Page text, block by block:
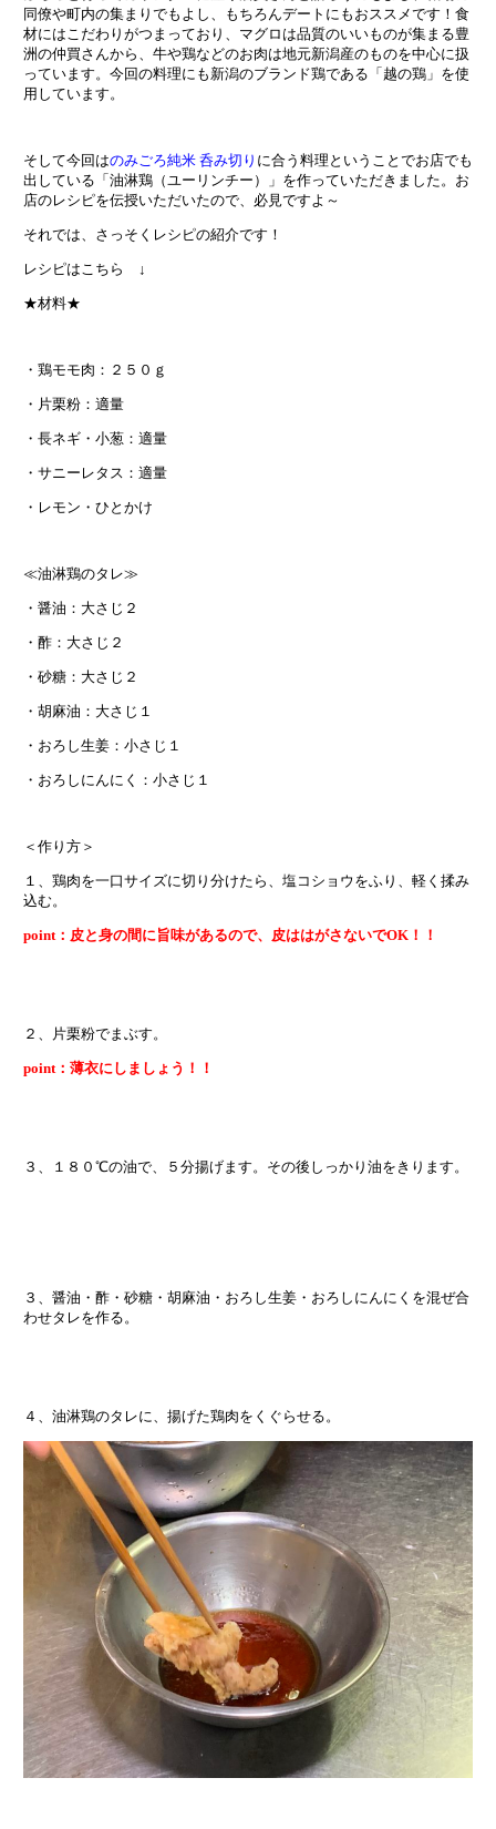
同僚や町内の集まりでもよし、もちろんデートにもおススメです！食
材にはこだわりがつまっており、マグロは品質のいいものが集まる豊
洲の仲買さんから、牛や鶏などのお肉は地元新潟産のものを中心に扱
っています。今回の料理にも新潟のブランド鶏である「越の鶏」を使
用しています。
そして今回はのみごろ純米 呑み切り に合う料理ということでお店でも
出している「油淋鶏（ユーリンチー）」を作っていただきました。お
店のレシピを伝授いただいたので、必見ですよ～
それでは、さっそくレシピの紹介です！
レシピはこちら ↓
★材料★
・鶏モモ肉：２５０ｇ
・片栗粉：適量
・長ネギ・小葱：適量
・サニーレタス：適量
・レモン・ひとかけ
≪油淋鶏のタレ≫
・醤油：大さじ２
・酢：大さじ２
・砂糖：大さじ２
・胡麻油：大さじ１
・おろし生姜：小さじ１
・おろしにんにく：小さじ１
＜作り方＞
１、鶏肉を一口サイズに切り分けたら、塩コショウをふり、軽く揉み
込む。
point：皮と身の間に旨味があるので、皮ははがさないでOK！！
２、片栗粉でまぶす。
point：薄衣にしましょう！！
３、１８０℃の油で、５分揚げます。その後しっかり油をきります。
３、醤油・酢・砂糖・胡麻油・おろし生姜・おろしにんにくを混ぜ合
わせタレを作る。
４、油淋鶏のタレに、揚げた鶏肉をくぐらせる。